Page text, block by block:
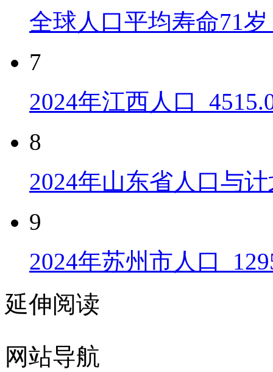
全球人口平均寿命71
7
2024年江西人口
8
2024年山东省人口与
9
2024年苏州市人口
延伸阅读
网站导航